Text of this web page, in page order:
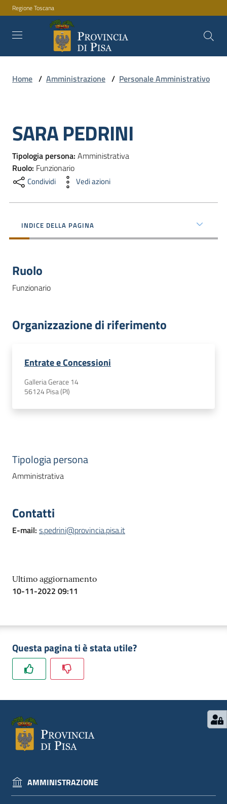
Vai al contenuto
Vai alla navigazione
Vai al footer
Regione Toscana
Amministrazione
Servizi
Novità
Home / Amministrazione / Personale Amministrativo
Salta al contenuto
SARA PEDRINI
Tipologia persona: Amministrativa
Ruolo: Funzionario
Condividi Vedi azioni
INDICE DELLA PAGINA
Ruolo
Funzionario
Organizzazione di riferimento
Entrate e Concessioni
Galleria Gerace 14
56124Pisa (PI)
Tipologia persona
Amministrativa
Contatti
E-mail: s.pedrini@provincia.pisa.it
Ultimo aggiornamento
10-11-2022 09:11
Questa pagina ti è stata utile?
AMMINISTRAZIONE